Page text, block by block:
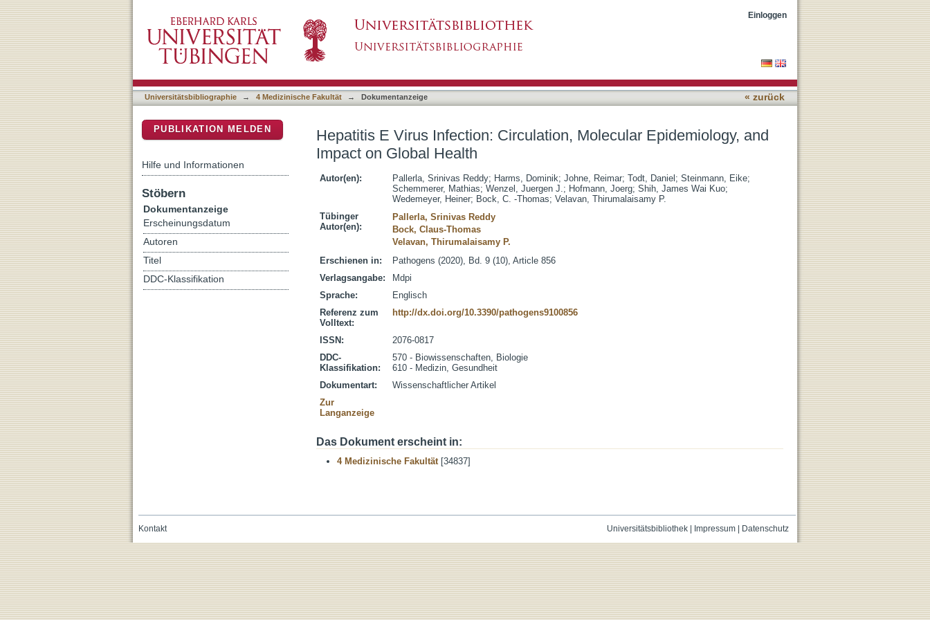
Hepatitis E Virus Infection: Circulation, Molecular Epidemiology, and Impact on Global HealthEinloggen
Universitätsbibliographie → 4 Medizinische Fakultät → Dokumentanzeige « zurück
Hepatitis E Virus Infection: Circulation, Molecular Epidemiology, and
Impact on Global Health
Autor(en): Pallerla, Srinivas Reddy; Harms, Dominik; Johne, Reimar; Todt, Daniel ; Steinmann, Eike;
Schemmerer, Mathias; Wenzel, Juergen J.; Hofmann, Joerg; Shih, James Wai Kuo;
Wedemeyer, Heiner; Bock, C. -Thomas; Velavan, Thirumalaisamy P.
Tübinger
Autor(en):
Pallerla, Srinivas Reddy
Bock, Claus-Thomas
Velavan, Thirumalaisamy P.
Erschienen in:
Pathogens (2020), Bd. 9 (10), Article 856
Verlagsangabe:
Mdpi
Sprache:
Englisch
Referenz zum
Volltext:
http://dx.doi.org/10.3390/pathogens9100856
ISSN:
2076-0817
DDC-
Klassifikation:
570 - Biowissenschaften, Biologie
610 - Medizin, Gesundheit
Dokumentart:
Wissenschaftlicher Artikel
Zur
Langanzeige
Das Dokument erscheint in:
4 Medizinische Fakultät[34837]
PUBLIKATION MELDEN
Hilfe und Informationen
Stöbern
Dokumentanzeige
Erscheinungsdatum
Autoren
Titel
DDC-Klassifikation
Universitätsbibliothek| Impressum| Datenschutz
Kontakt